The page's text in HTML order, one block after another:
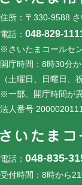
住所：〒330-9588
電話： 048-829-
※さいたまコールセ
開庁時間：8時30分
（土曜日、日曜日、
※一部、開庁時間が
法人番号
電話： 048-835-
受付時間：8時から21